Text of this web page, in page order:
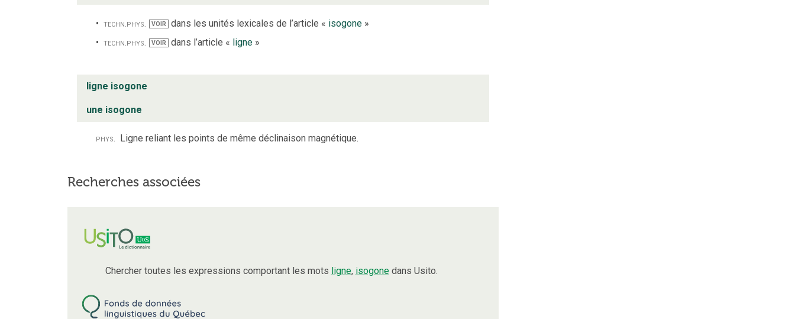
techn.phys. VOIR dans les unités lexicales de l’article « isogone »
techn.phys. VOIR dans l’article « ligne »
ligne isogone
une isogone
phys. Ligne reliant les points de même déclinaison magnétique.
Recherches associées
Chercher toutes les expressions comportant les mots ligne, isogonedans Usito.